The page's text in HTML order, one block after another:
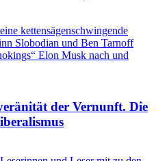
kettensägenschwingende
Slobodian und Ben Tarnoff
Elon Musk nach und
der Vernunft. Die